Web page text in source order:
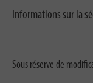
Informations sur la
Sous réserve de